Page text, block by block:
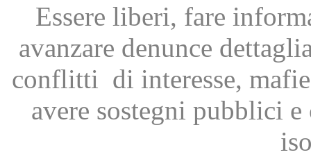
Essere liberi, fare
avanzare denunce
conflitti di interesse,
avere sostegni pubblici